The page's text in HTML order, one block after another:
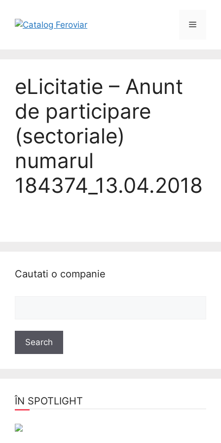
eLicitatie – Anunt
de participare
(sectoriale)
numarul
184374_13.04.2018
Cautati o companie
ÎN SPOTLIGHT